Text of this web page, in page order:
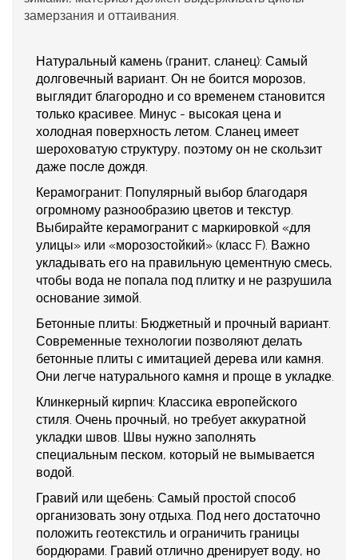
замерзания и оттаивания.
Натуральный камень (гранит, сланец): Самый
долговечный вариант. Он не боится морозов,
выглядит благородно и со временем становится
только красивее. Минус - высокая цена и
холодная поверхность летом. Сланец имеет
шероховатую структуру, поэтому он не скользит
даже после дождя.
Керамогранит: Популярный выбор благодаря
огромному разнообразию цветов и текстур.
Выбирайте керамогранит с маркировкой «для
улицы» или «морозостойкий» (класс F). Важно
укладывать его на правильную цементную смесь,
чтобы вода не попала под плитку и не разрушила
основание зимой.
Бетонные плиты: Бюджетный и прочный вариант.
Современные технологии позволяют делать
бетонные плиты с имитацией дерева или камня.
Они легче натурального камня и проще в укладке.
Клинкерный кирпич: Классика европейского
стиля. Очень прочный, но требует аккуратной
укладки швов. Швы нужно заполнять
специальным песком, который не вымывается
водой.
Гравий или щебень: Самый простой способ
организовать зону отдыха. Под него достаточно
положить геотекстиль и ограничить границы
бордюрами. Гравий отлично дренирует воду, но